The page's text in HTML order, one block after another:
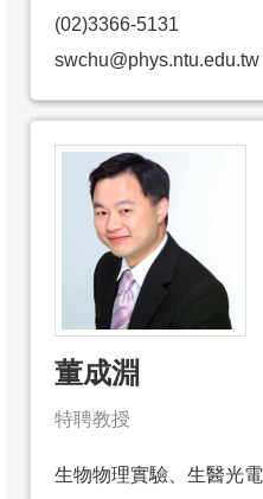
(02)3366-5131
swchu@phys.ntu.edu.tw
董成淵
特聘教授
生物物理實驗、生醫光電